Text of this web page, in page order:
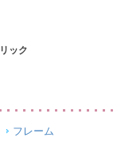
ック
フレーム